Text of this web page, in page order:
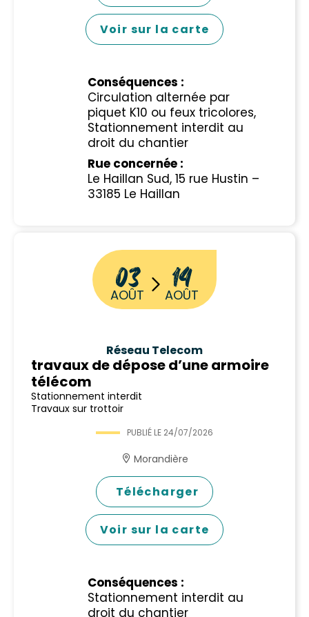
Voir sur la carte
Conséquences :
Circulation alternée par
piquet K10 ou feux tricolores,
Stationnement interdit au
droit du chantier
Rue concernée :
Le Haillan Sud, 15 rue Hustin –
33185 Le Haillan
Réseau Telecom
travaux de dépose d’une armoire
télécom
Stationnement interdit
Travaux sur trottoir
PUBLIÉ LE 24/07/2026
Morandière
Télécharger
Voir sur la carte
03
AOÛT 14
AOÛT
Conséquences :
Stationnement interdit au
droit du chantier